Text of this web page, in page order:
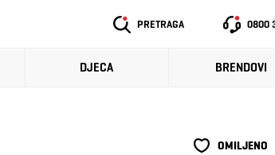
PRETRAGA 0800
DJECA BRENDOVI
OMILJENO